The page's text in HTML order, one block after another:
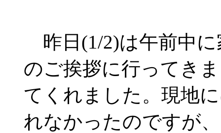
昨日(1/2)は午前中に
のご挨拶に行ってき
てくれました。現地
れなかったのですが